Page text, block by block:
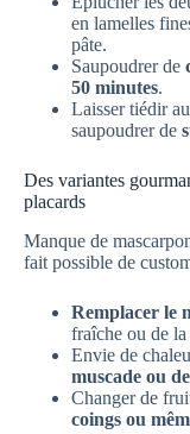
en lamelles
pâte.
Saupoudrer de
50 minutes.
Laisser tiédir
saupoudrer de
Des variantes
placards
Manque de
fait possible de
Remplacer le
fraîche ou de
Envie de
muscade ou
Changer de
coings ou